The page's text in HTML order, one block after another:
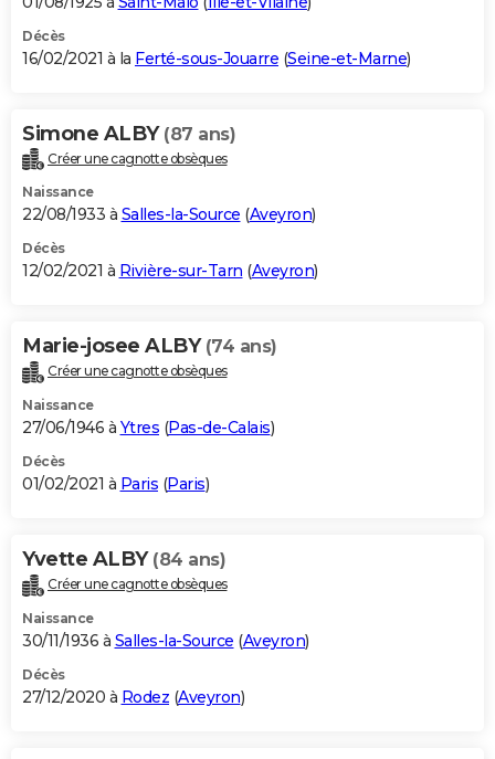
Décès
16/02/2021 à la Ferté-sous-Jouarre (Seine-et-Marne)
Simone ALBY (87 ans)
Créer une cagnotte obsèques
Naissance
22/08/1933 à Salles-la-Source (Aveyron)
Décès
12/02/2021 à Rivière-sur-Tarn (Aveyron)
Marie-josee ALBY (74 ans)
Créer une cagnotte obsèques
Naissance
27/06/1946 à Ytres (Pas-de-Calais)
Décès
01/02/2021 à Paris (Paris)
Yvette ALBY (84 ans)
Créer une cagnotte obsèques
Naissance
30/11/1936 à Salles-la-Source (Aveyron)
Décès
27/12/2020 à Rodez (Aveyron)